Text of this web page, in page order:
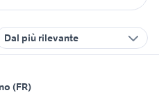
Dal più rilevante
(FR)